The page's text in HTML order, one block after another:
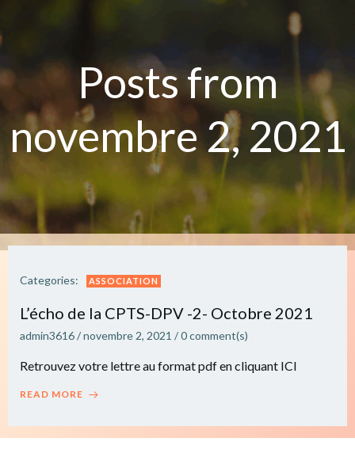
Posts from
novembre 2, 2021
Categories: ASSOCIATION
L’écho de la CPTS-DPV -2- Octobre 2021
admin3616/novembre 2, 2021 /0comment(s)
Retrouvez votre lettre au format pdf en cliquant ICI
READ MORE